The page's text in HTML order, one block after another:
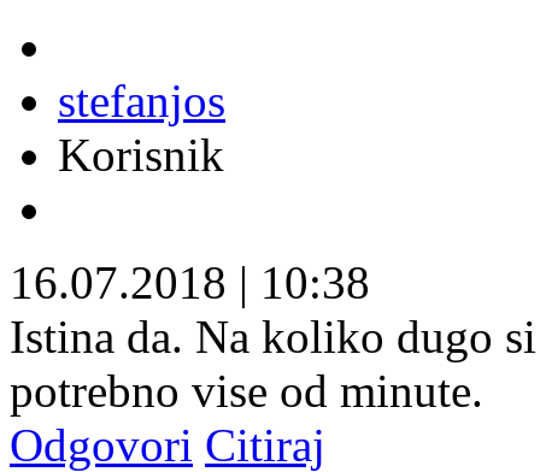
stefanjos
Korisnik
16.07.2018 | 10:38
Istina da. Na koliko dugo
potrebno vise od minute.
Odgovori Citiraj